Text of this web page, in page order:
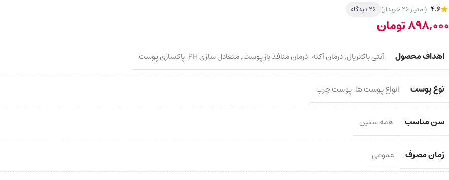
4.6 (امتیاز 26 خریدار) 26 دیدگاه
898,000تومان
اهداف محصول آنتی باکتریال,درمان آکنه,درمان منافذ باز پوست,متعادل سازی PH ,پاکسازی پوست
نوع پوست انواع پوست ها,پوست چرب
سن مناسب همه سنین
زمان مصرف عمومی